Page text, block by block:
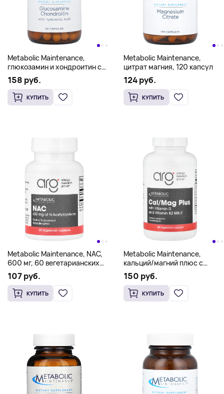
Metabolic Maintenance,
глюкозамин и хондроитин с
гиалуроновой кислотой, 60
капсул
158 руб.
КУПИТЬ
Metabolic Maintenance,
цитрат магния, 120 капсул
124 руб.
КУПИТЬ
Metabolic Maintenance, NAC,
600 мг, 60 вегетарианских
капсул
107 руб.
КУПИТЬ
Metabolic Maintenance,
кальций/магний плюс с
витамином D и витамином K2
MK-7, 180 вегетарианских
капсул
150 руб.
КУПИТЬ